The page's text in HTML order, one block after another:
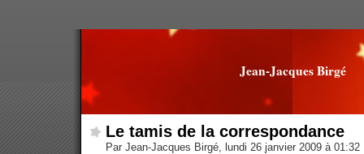
Jean-Jacques Birgé
Le tamis de la correspondance
Par Jean-Jacques Birgé, lundi 26 janvier 2009 à 01:32